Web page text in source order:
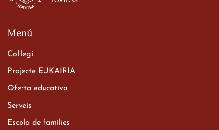
Xerrada del Sr. Bisbe als
Batxillerat
Menú
Col·legi
Projecte EUKAIRIA
Oferta educativa
Serveis
Escola de famílies